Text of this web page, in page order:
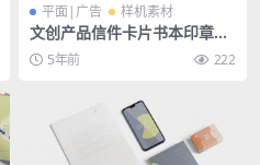
平面|广告 样机素材
文创产品信件卡片书本印章办
公用品psd样机
5年前 222